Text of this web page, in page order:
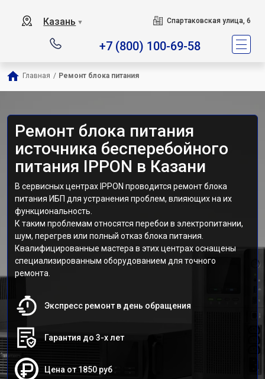
Казань ▼ Спартаковская улица, 6
+7 (800) 100-69-58
Главная / Ремонт блока питания
Ремонт блока питания
источника бесперебойного
питания IPPON в Казани
В сервисных центрах IPPON проводится ремонт блока
питания ИБП для устранения проблем, влияющих на их
функциональность.
К таким проблемам относятся перебои в электропитании,
шум, перегрев или полный отказ блока питания.
Квалифицированные мастера в этих центрах оснащены
специализированным оборудованием для точного
ремонта.
Экспресс ремонт в день обращения
Гарантия до 3-х лет
Цена от 1850 руб